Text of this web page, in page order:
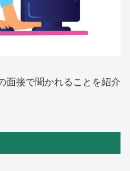
面接で聞かれることを紹介